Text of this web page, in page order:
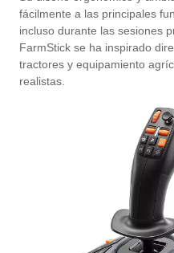
fácilmente a las principales
incluso durante las sesiones
FarmStick se ha inspirado
tractores y equipamiento
realistas.